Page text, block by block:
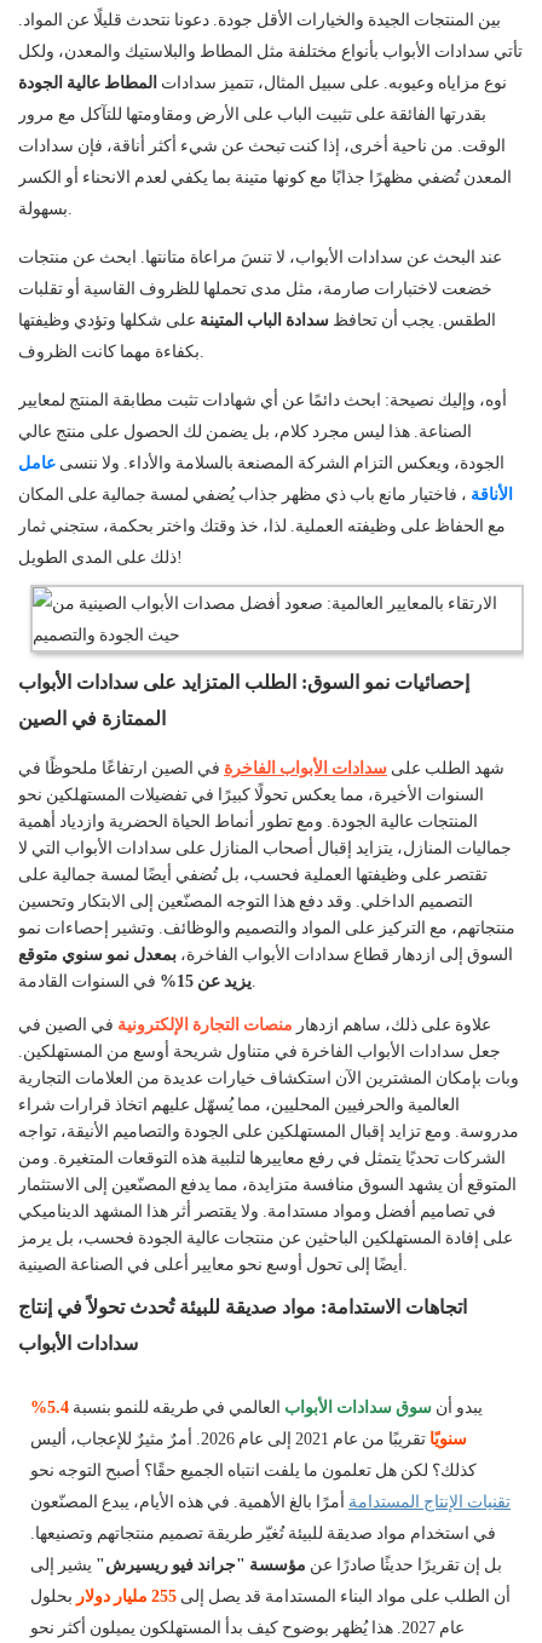
بين المنتجات الجيدة والخيارات الأقل جودة. دعونا نتحدث قليلًا عن المواد.
تأتي سدادات الأبواب بأنواع مختلفة مثل المطاط والبلاستيك والمعدن، ولكل
نوع مزاياه وعيوبه. على سبيل المثال، تتميز سدادات المطاط عالية الجودة
بقدرتها الفائقة على تثبيت الباب على الأرض ومقاومتها للتآكل مع مرور
الوقت. من ناحية أخرى، إذا كنت تبحث عن شيء أكثر أناقة، فإن سدادات
المعدن تُضفي مظهرًا جذابًا مع كونها متينة بما يكفي لعدم الانحناء أو الكسر
بسهولة.
عند البحث عن سدادات الأبواب، لا تنسَ مراعاة متانتها. ابحث عن منتجات
خضعت لاختبارات صارمة، مثل مدى تحملها للظروف القاسية أو تقلبات
الطقس. يجب أن تحافظ سدادة الباب المتينة على شكلها وتؤدي وظيفتها
بكفاءة مهما كانت الظروف.
أوه، وإليك نصيحة: ابحث دائمًا عن أي شهادات تثبت مطابقة المنتج لمعايير
الصناعة. هذا ليس مجرد كلام، بل يضمن لك الحصول على منتج عالي
الجودة، ويعكس التزام الشركة المصنعة بالسلامة والأداء. ولا ننسى عامل
الأناقة ، فاختيار مانع باب ذي مظهر جذاب يُضفي لمسة جمالية على المكان
مع الحفاظ على وظيفته العملية. لذا، خذ وقتك واختر بحكمة، ستجني ثمار
ذلك على المدى الطويل!
إحصائيات نمو السوق: الطلب المتزايد على سدادات الأبواب
الممتازة في الصين
شهد الطلب على سدادات الأبواب الفاخرة في الصين ارتفاعًا ملحوظًا في
السنوات الأخيرة، مما يعكس تحولًا كبيرًا في تفضيلات المستهلكين نحو
المنتجات عالية الجودة. ومع تطور أنماط الحياة الحضرية وازدياد أهمية
جماليات المنازل، يتزايد إقبال أصحاب المنازل على سدادات الأبواب التي لا
تقتصر على وظيفتها العملية فحسب، بل تُضفي أيضًا لمسة جمالية على
التصميم الداخلي. وقد دفع هذا التوجه المصنّعين إلى الابتكار وتحسين
منتجاتهم، مع التركيز على المواد والتصميم والوظائف. وتشير إحصاءات نمو
السوق إلى ازدهار قطاع سدادات الأبواب الفاخرة، بمعدل نمو سنوي متوقع
يزيد عن 15%في السنوات القادمة.
علاوة على ذلك، ساهم ازدهار منصات التجارة الإلكترونية في الصين في
جعل سدادات الأبواب الفاخرة في متناول شريحة أوسع من المستهلكين.
وبات بإمكان المشترين الآن استكشاف خيارات عديدة من العلامات التجارية
العالمية والحرفيين المحليين، مما يُسهّل عليهم اتخاذ قرارات شراء
مدروسة. ومع تزايد إقبال المستهلكين على الجودة والتصاميم الأنيقة، تواجه
الشركات تحديًا يتمثل في رفع معاييرها لتلبية هذه التوقعات المتغيرة. ومن
المتوقع أن يشهد السوق منافسة متزايدة، مما يدفع المصنّعين إلى الاستثمار
في تصاميم أفضل ومواد مستدامة. ولا يقتصر أثر هذا المشهد الديناميكي
على إفادة المستهلكين الباحثين عن منتجات عالية الجودة فحسب، بل يرمز
أيضًا إلى تحول أوسع نحو معايير أعلى في الصناعة الصينية.
اتجاهات الاستدامة: مواد صديقة للبيئة تُحدث تحولاً في إنتاج
سدادات الأبواب
يبدو أن سوق سدادات الأبواب العالمي في طريقه للنمو بنسبة
5.4%
سنويًا
تقريبًا من عام 2021 إلى عام 2026. أمرٌ مثيرٌ للإعجاب، أليس
كذلك؟ لكن هل تعلمون ما يلفت انتباه الجميع حقًا؟ أصبح التوجه نحو
تقنيات الإنتاج المستدامة أمرًا بالغ الأهمية. في هذه الأيام، يبدع المصنّعون
في استخدام مواد صديقة للبيئة تُغيّر طريقة تصميم منتجاتهم وتصنيعها.
بل إن تقريرًا حديثًا صادرًا عن مؤسسة "جراند فيو ريسيرش" يشير إلى
أن الطلب على مواد البناء المستدامة قد يصل إلى 255 مليار دولار
بحلول
عام 2027. هذا يُظهر بوضوح كيف بدأ المستهلكون يميلون أكثر نحو